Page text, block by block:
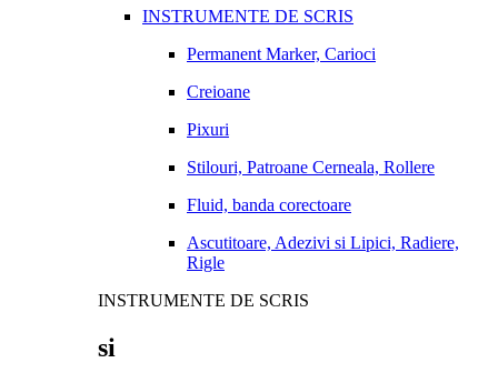
INSTRUMENTE DE SCRIS
Permanent Marker, Carioci
Creioane
Pixuri
Stilouri, Patroane Cerneala, Rollere
Fluid, banda corectoare
Ascutitoare, Adezivi si Lipici, Radiere,
Rigle
INSTRUMENTE DE SCRIS
si